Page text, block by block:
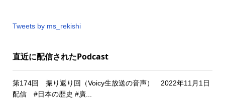
Tweets by ms_rekishi
直近に配信されたPodcast
第174回 振り返り回（Voicy生放送の音声） 2022年11月1日
配信 #日本の歴史 #廣...